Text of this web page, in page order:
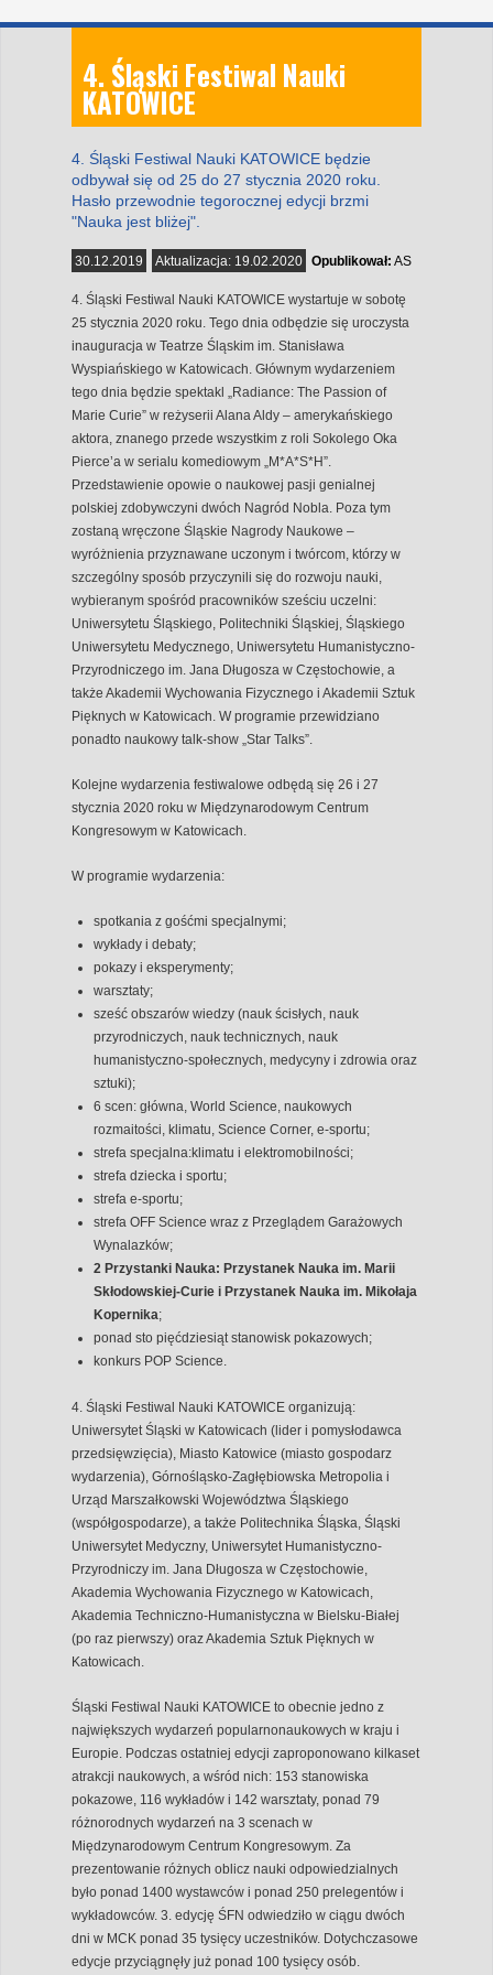
4. Śląski Festiwal Nauki
KATOWICE
4. Śląski Festiwal Nauki KATOWICE będzie
odbywał się od 25 do 27 stycznia 2020 roku.
Hasło przewodnie tegorocznej edycji brzmi
"Nauka jest bliżej".
30.12.2019 Aktualizacja: 19.02.2020 Opublikował: AS
4. Śląski Festiwal Nauki KATOWICE wystartuje w sobotę
25 stycznia 2020 roku. Tego dnia odbędzie się uroczysta
inauguracja w Teatrze Śląskim im. Stanisława
Wyspiańskiego w Katowicach. Głównym wydarzeniem
tego dnia będzie spektakl „Radiance: The Passion of
Marie Curie” w reżyserii Alana Aldy – amerykańskiego
aktora, znanego przede wszystkim z roli Sokolego Oka
Pierce’a w serialu komediowym „M*A*S*H”.
Przedstawienie opowie o naukowej pasji genialnej
polskiej zdobywczyni dwóch Nagród Nobla. Poza tym
zostaną wręczone Śląskie Nagrody Naukowe –
wyróżnienia przyznawane uczonym i twórcom, którzy w
szczególny sposób przyczynili się do rozwoju nauki,
wybieranym spośród pracowników sześciu uczelni:
Uniwersytetu Śląskiego, Politechniki Śląskiej, Śląskiego
Uniwersytetu Medycznego, Uniwersytetu Humanistyczno-
Przyrodniczego im. Jana Długosza w Częstochowie, a
także Akademii Wychowania Fizycznego i Akademii Sztuk
Pięknych w Katowicach. W programie przewidziano
ponadto naukowy talk-show „Star Talks”.
Kolejne wydarzenia festiwalowe odbędą się 26 i 27
stycznia 2020 roku w Międzynarodowym Centrum
Kongresowym w Katowicach.
W programie wydarzenia:
spotkania z gośćmi specjalnymi;
wykłady i debaty;
pokazy i eksperymenty;
warsztaty;
sześć obszarów wiedzy (nauk ścisłych, nauk
przyrodniczych, nauk technicznych, nauk
humanistyczno-społecznych, medycyny i zdrowia oraz
sztuki);
6 scen: główna, World Science, naukowych
rozmaitości, klimatu, Science Corner, e-sportu;
strefa specjalna:klimatu i elektromobilności;
strefa dziecka i sportu;
strefa e-sportu;
strefa OFF Science wraz z Przeglądem Garażowych
Wynalazków;
2 Przystanki Nauka: Przystanek Nauka im. Marii
Skłodowskiej-Curie i Przystanek Nauka im. Mikołaja
Kopernika;
ponad sto pięćdziesiąt stanowisk pokazowych;
konkurs POP Science.
4. Śląski Festiwal Nauki KATOWICE organizują:
Uniwersytet Śląski w Katowicach (lider i pomysłodawca
przedsięwzięcia), Miasto Katowice (miasto gospodarz
wydarzenia), Górnośląsko-Zagłębiowska Metropolia i
Urząd Marszałkowski Województwa Śląskiego
(współgospodarze), a także Politechnika Śląska, Śląski
Uniwersytet Medyczny, Uniwersytet Humanistyczno-
Przyrodniczy im. Jana Długosza w Częstochowie,
Akademia Wychowania Fizycznego w Katowicach,
Akademia Techniczno-Humanistyczna w Bielsku-Białej
(po raz pierwszy) oraz Akademia Sztuk Pięknych w
Katowicach.
Śląski Festiwal Nauki KATOWICE to obecnie jedno z
największych wydarzeń popularnonaukowych w kraju i
Europie. Podczas ostatniej edycji zaproponowano kilkaset
atrakcji naukowych, a wśród nich: 153 stanowiska
pokazowe, 116 wykładów i 142 warsztaty, ponad 79
różnorodnych wydarzeń na 3 scenach w
Międzynarodowym Centrum Kongresowym. Za
prezentowanie różnych oblicz nauki odpowiedzialnych
było ponad 1400 wystawców i ponad 250 prelegentów i
wykładowców. 3. edycję ŚFN odwiedziło w ciągu dwóch
dni w MCK ponad 35 tysięcy uczestników. Dotychczasowe
edycje przyciągnęły już ponad 100 tysięcy osób.